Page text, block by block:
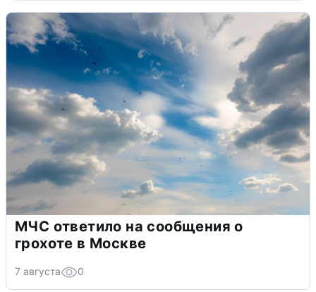
МЧС ответило на сообщения о
грохоте в Москве
7 августа 0